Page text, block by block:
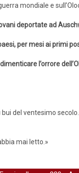
mondiale e
deportate ad
per mesi ai primi
l’orrore
del ventesimo
mai letto.»